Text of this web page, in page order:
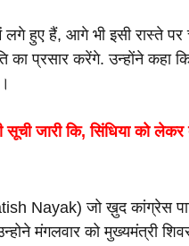
लगे हुए हैं, आगे भी इसी रास्ते
प्रसार करेंगे. उन्होंने कहा कि
जारी कि, सिंधिया को लेकर
Nayak) जो ख़ुद कांग्रेस
मंगलवार को मुख्यमंत्री